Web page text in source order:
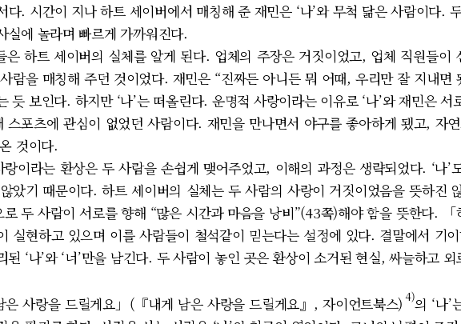
다. 시간이 지나 하트 세이버에서 매칭해 준 재민은 ‘나’와 무척 닮은 사람이다.
실에 놀라며 빠르게 가까워진다.
은 하트 세이버의 실체를 알게 된다. 업체의 주장은 거짓이었고, 업체 직원들이
람을 매칭해 주던 것이었다. 재민은 “진짜든 아니든 뭐 어때, 우리만 잘 지내면
듯 보인다. 하지만 ‘나’는 떠올린다. 운명적 사랑이라는 이유로 ‘나’와 재민은
스포츠에 관심이 없었던 사람이다. 재민을 만나면서 야구를 좋아하게 됐고, 자
것이다.
랑이라는 환상은 두 사람을 손쉽게 맺어주었고, 이해의 과정은 생략되었다. ‘나
았기 때문이다. 하트 세이버의 실체는 두 사람의 사랑이 거짓이었음을 뜻하진
두 사람이 서로를 향해 “많은 시간과 마음을 낭비”(43쪽)해야 함을 뜻한다.
실현하고 있으며 이를 사람들이 철석같이 믿는다는 설정에 있다. 결말에서 기
된 ‘나’와 ‘너’만을 남긴다. 두 사람이 놓인 곳은 환상이 소거된 현실, 싸늘하고
은 사랑을 드릴게요」(『내게 남은 사랑을 드릴게요』, 자이언트북스) 4)의 ‘나